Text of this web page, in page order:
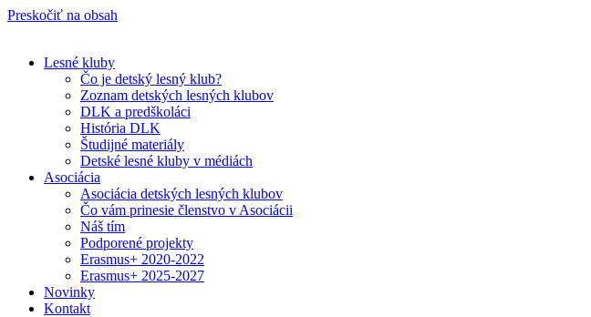
Preskočiť na obsah
Lesné kluby
Čo je detský lesný klub?
Zoznam detských lesných klubov
DLK a predškoláci
História DLK
Študijné materiály
Detské lesné kluby v médiách
Asociácia
Asociácia detských lesných klubov
Čo vám prinesie členstvo v Asociácii
Náš tím
Podporené projekty
Erasmus+ 2020-2022
Erasmus+ 2025-2027
Novinky
Kontakt